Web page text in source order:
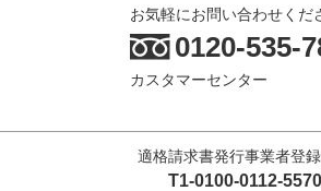
お気軽にお問い合わせくだ
0120-535-
カスタマーセンター
適格請求書発行事業者登
T1-0100-0112-5570